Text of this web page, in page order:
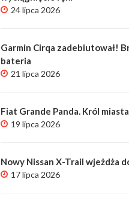
24 lipca 2026
Garmin Cirqa zadebiutował!
bateria
21 lipca 2026
Fiat Grande Panda. Król
19 lipca 2026
Nowy Nissan X-Trail wjeżdża
17 lipca 2026